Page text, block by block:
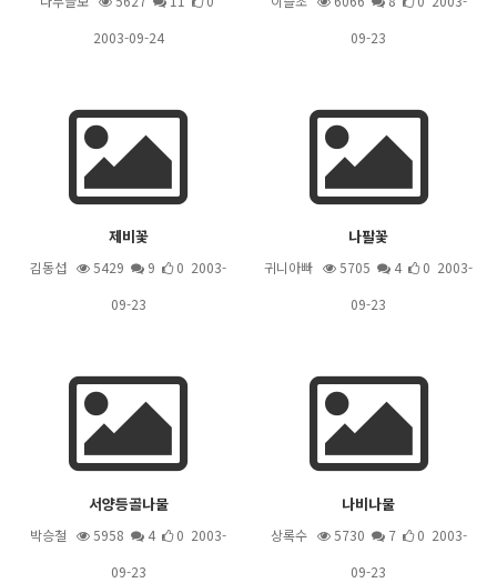
2003-09-24
09-23
제비꽃
김동섭 5429 9
0 2003-
09-23
나팔꽃
귀니아빠 5705 4
0 2003-
09-23
서양등골나물
박승철 5958 4
0 2003-
09-23
나비나물
상록수 5730 7
0 2003-
09-23